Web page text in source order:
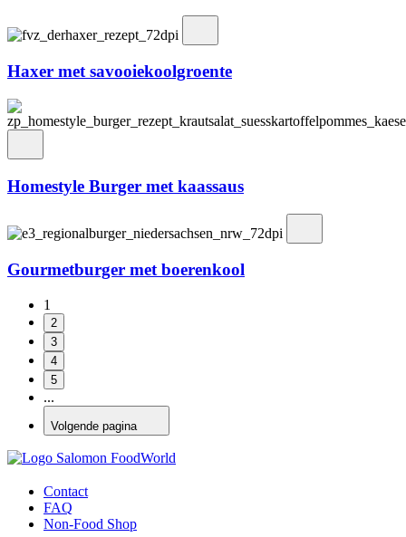
Haxer met savooiekoolgroente
Homestyle Burger met kaassaus
Gourmetburger met boerenkool
1
2
3
4
5
...
Volgende pagina
Contact
FAQ
Non-Food Shop